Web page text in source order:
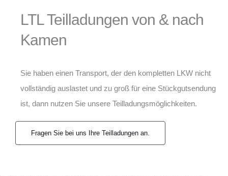
LTL Teilladungen von & nach
Kamen
Sie haben einen Transport, der den kompletten LKW nicht
vollständig auslastet und zu groß für eine Stückgutsendung
ist, dann nutzen Sie unsere Teilladungsmöglichkeiten.
Fragen Sie bei uns Ihre Teilladungen an.